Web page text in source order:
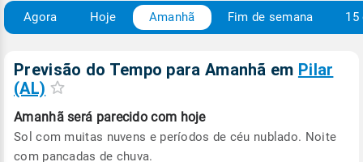
Agora Hoje Amanhã Fim de semana 15
Previsão do Tempo para Amanhã em Pilar
(AL)
Amanhã será parecido com hoje
Sol com muitas nuvens e períodos de céu nublado. Noite
com pancadas de chuva.